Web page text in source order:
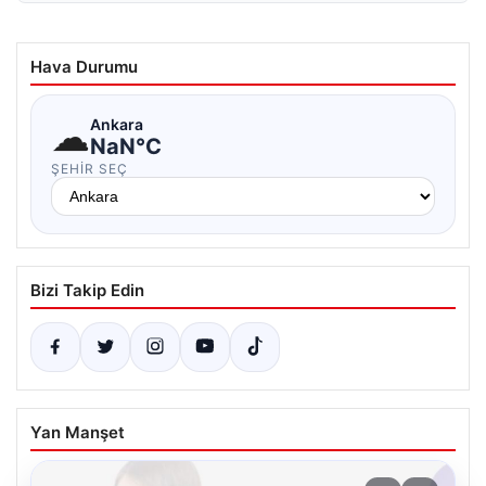
Hava Durumu
☁Ankara
NaN°C
ŞEHIR SEÇ
Bizi Takip Edin
Yan Manşet